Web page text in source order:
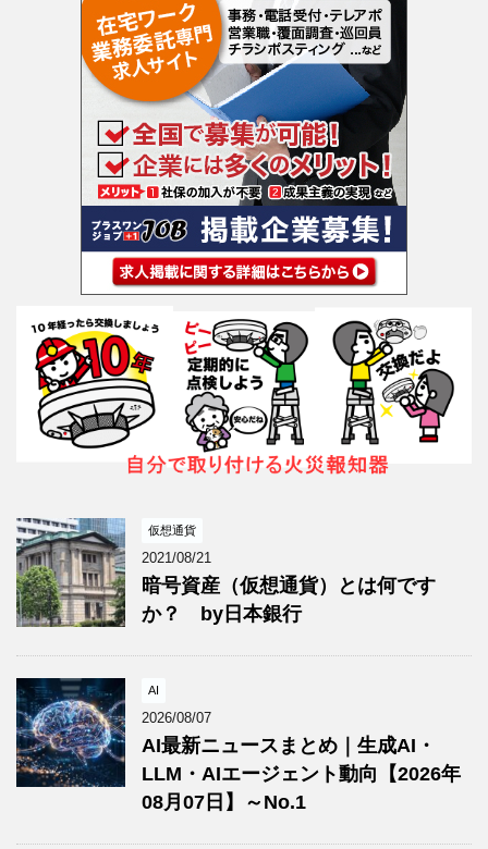
仮想通貨
2021/08/21
暗号資産（仮想通貨）とは何です
か？ by日本銀行
AI
2026/08/07
AI最新ニュースまとめ｜生成AI・
LLM・AIエージェント動向【2026年
08月07日】～No.1